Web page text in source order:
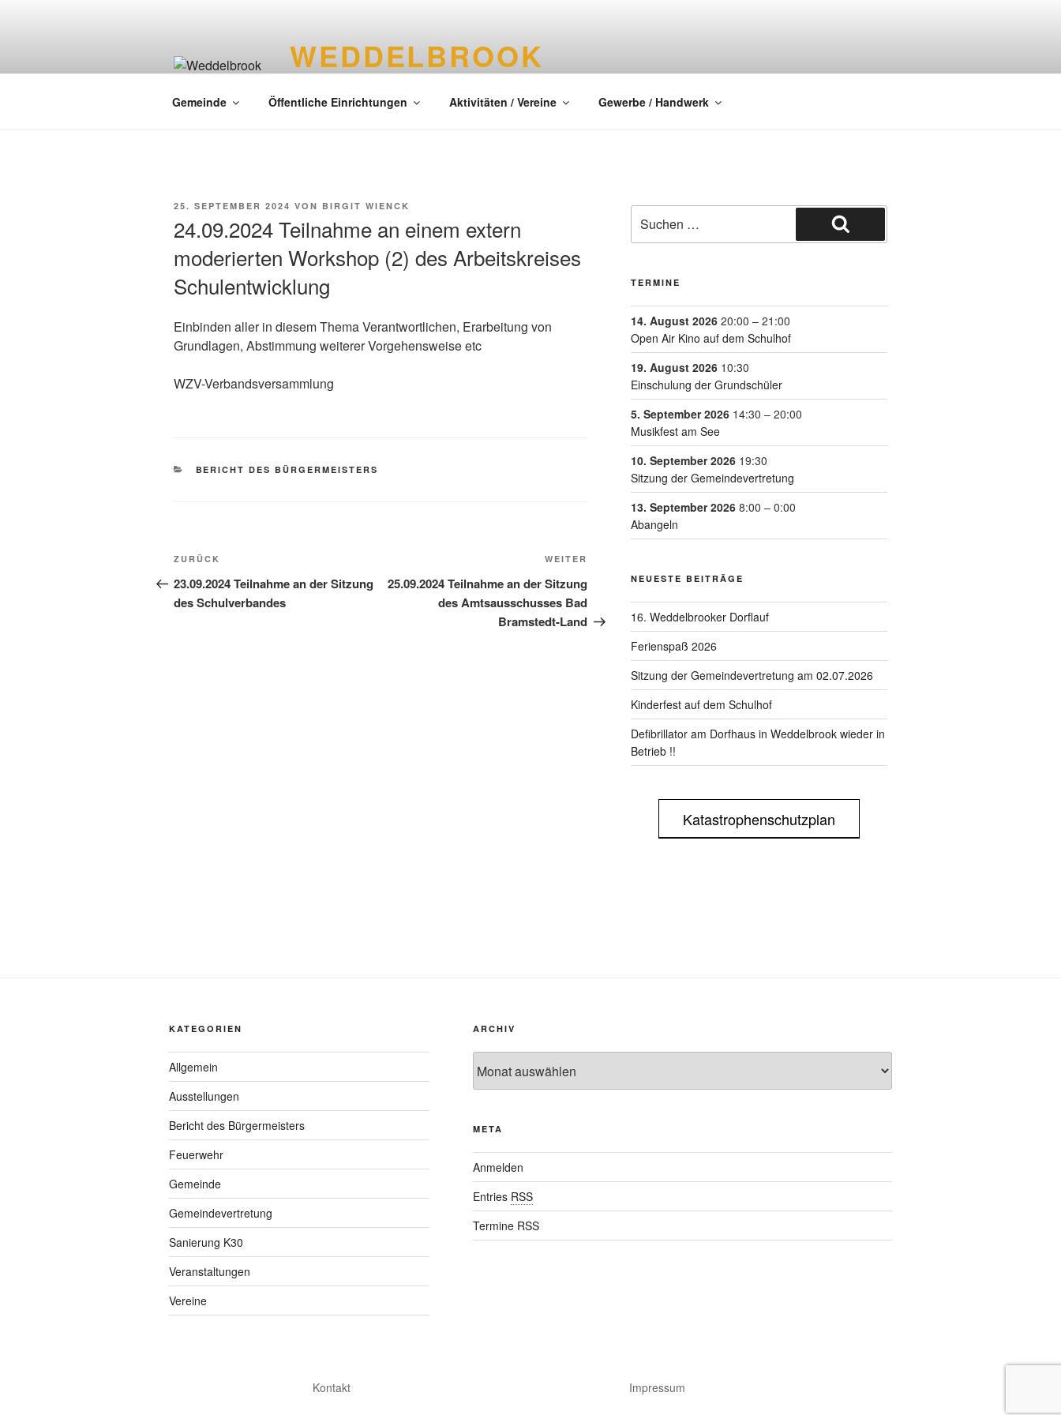
WEDDELBROOK
Gemeinde Öffentliche Einrichtungen Aktivitäten / Vereine Gewerbe / Handwerk
25. SEPTEMBER 2024 VON BIRGIT WIENCK
24.09.2024 Teilnahme an einem extern
moderierten Workshop (2) des Arbeitskreises
Schulentwicklung
Einbinden aller in diesem Thema Verantwortlichen, Erarbeitung von
Grundlagen, Abstimmung weiterer Vorgehensweise etc
WZV-Verbandsversammlung
BERICHT DES BÜRGERMEISTERS
ZURÜCK
23.09.2024 Teilnahme an der Sitzung
des Schulverbandes
WEITER
25.09.2024 Teilnahme an der Sitzung
des Amtsausschusses Bad
Bramstedt-Land
TERMINE
14. August 2026 20:00 – 21:00
Open Air Kino auf dem Schulhof
19. August 202610:30
Einschulung der Grundschüler
5. September 2026 14:30 – 20:00
Musikfest am See
10. September 202619:30
Sitzung der Gemeindevertretung
13. September 2026 8:00 – 0:00
Abangeln
NEUESTE BEITRÄGE
16. Weddelbrooker Dorflauf
Ferienspaß 2026
Sitzung der Gemeindevertretung am 02.07.2026
Kinderfest auf dem Schulhof
Defibrillator am Dorfhaus in Weddelbrook wieder in
Betrieb !!
Katastrophenschutzplan
KATEGORIEN
Allgemein
Ausstellungen
Bericht des Bürgermeisters
Feuerwehr
Gemeinde
Gemeindevertretung
Sanierung K30
Veranstaltungen
Vereine
ARCHIV
META
Anmelden
Entries RSS
Termine RSS
Kontakt Impressum